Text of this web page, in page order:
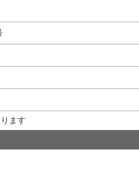
ます